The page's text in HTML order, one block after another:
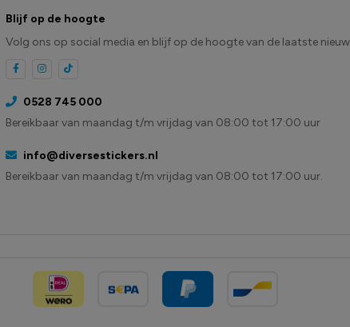
Blijf op de hoogte
Volg ons op social media en blijf op de hoogte van de laatste
0528 745 000
Bereikbaar van maandag t/m vrijdag van 08:00 tot 17:00 uur
info@diversestickers.nl
Bereikbaar van maandag t/m vrijdag van 08:00 tot 17:00 uur.